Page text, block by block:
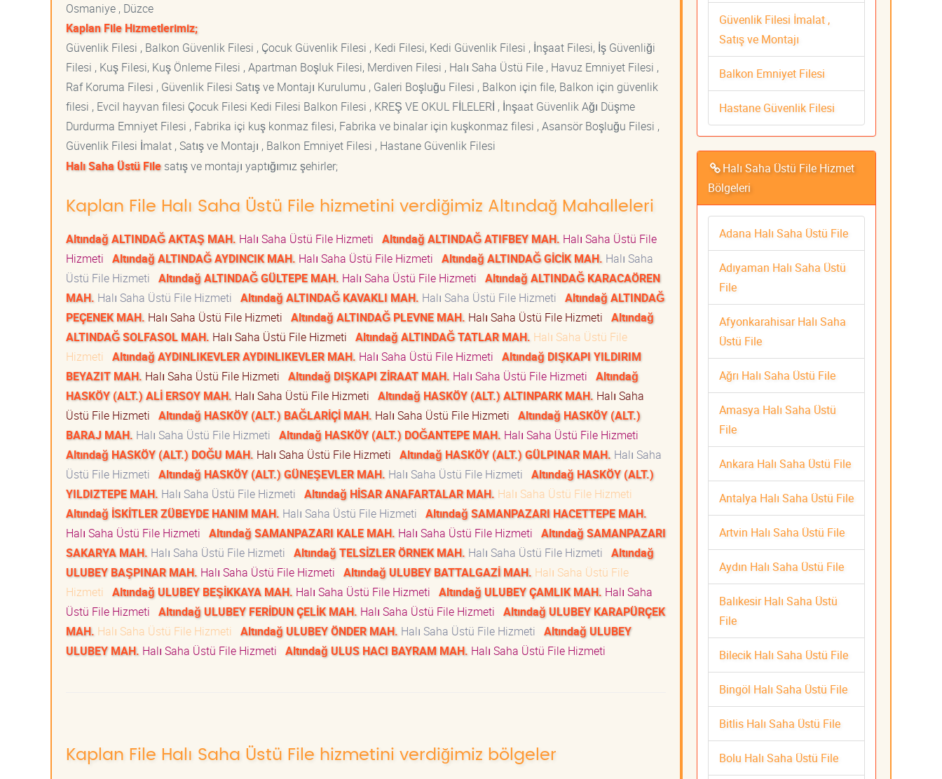
Osmaniye , Düzce
Kaplan File Hizmetlerimiz;
Güvenlik Filesi , Balkon Güvenlik Filesi , Çocuk Güvenlik Filesi , Kedi Filesi, Kedi Güvenlik Filesi , İnşaat Filesi, İş Güvenliği
Filesi , Kuş Filesi, Kuş Önleme Filesi , Apartman Boşluk Filesi, Merdiven Filesi , Halı Saha Üstü File , Havuz Emniyet Filesi ,
Raf Koruma Filesi , Güvenlik Filesi Satış ve Montajı Kurulumu , Galeri Boşluğu Filesi , Balkon için file, Balkon için güvenlik
filesi , Evcil hayvan filesi Çocuk Filesi Kedi Filesi Balkon Filesi , KREŞ VE OKUL FİLELERİ , İnşaat Güvenlik Ağı Düşme
Durdurma Emniyet Filesi , Fabrika içi kuş konmaz filesi, Fabrika ve binalar için kuşkonmaz filesi , Asansör Boşluğu Filesi ,
Güvenlik Filesi İmalat , Satış ve Montajı , Balkon Emniyet Filesi , Hastane Güvenlik Filesi
Halı Saha Üstü Filesatış ve montajı yaptığımız şehirler;
Kaplan File Halı Saha Üstü File hizmetini verdiğimiz Altındağ Mahalleleri
Altındağ ALTINDAĞ AKTAŞ MAH. Halı Saha Üstü File Hizmeti Altındağ ALTINDAĞ ATIFBEY MAH. Halı Saha Üstü File
Hizmeti Altındağ ALTINDAĞ AYDINCIK MAH. Halı Saha Üstü File Hizmeti Altındağ ALTINDAĞ GİCİK MAH. Halı Saha
Üstü File Hizmeti Altındağ ALTINDAĞ GÜLTEPE MAH. Halı Saha Üstü File Hizmeti Altındağ ALTINDAĞ KARACAÖREN
MAH. Halı Saha Üstü File Hizmeti Altındağ ALTINDAĞ KAVAKLI MAH. Halı Saha Üstü File Hizmeti Altındağ ALTINDAĞ
PEÇENEK MAH. Halı Saha Üstü File Hizmeti Altındağ ALTINDAĞ PLEVNE MAH. Halı Saha Üstü File Hizmeti Altındağ
ALTINDAĞ SOLFASOL MAH. Halı Saha Üstü File Hizmeti Altındağ ALTINDAĞ TATLAR MAH. Halı Saha Üstü File
Hizmeti Altındağ AYDINLIKEVLER AYDINLIKEVLER MAH. Halı Saha Üstü File Hizmeti Altındağ DIŞKAPI YILDIRIM
BEYAZIT MAH. Halı Saha Üstü File Hizmeti Altındağ DIŞKAPI ZİRAAT MAH. Halı Saha Üstü File Hizmeti Altındağ
HASKÖY (ALT.) ALİ ERSOY MAH. Halı Saha Üstü File Hizmeti Altındağ HASKÖY (ALT.) ALTINPARK MAH. Halı Saha
Üstü File Hizmeti Altındağ HASKÖY (ALT.) BAĞLARİÇİ MAH. Halı Saha Üstü File Hizmeti Altındağ HASKÖY (ALT.)
BARAJ MAH. Halı Saha Üstü File Hizmeti Altındağ HASKÖY (ALT.) DOĞANTEPE MAH. Halı Saha Üstü File Hizmeti
Altındağ HASKÖY (ALT.) DOĞU MAH. Halı Saha Üstü File Hizmeti Altındağ HASKÖY (ALT.) GÜLPINAR MAH. Halı Saha
Üstü File Hizmeti Altındağ HASKÖY (ALT.) GÜNEŞEVLER MAH. Halı Saha Üstü File Hizmeti Altındağ HASKÖY (ALT.)
YILDIZTEPE MAH. Halı Saha Üstü File Hizmeti Altındağ HİSAR ANAFARTALAR MAH. Halı Saha Üstü File Hizmeti
Altındağ İSKİTLER ZÜBEYDE HANIM MAH. Halı Saha Üstü File Hizmeti Altındağ SAMANPAZARI HACETTEPE MAH.
Halı Saha Üstü File Hizmeti Altındağ SAMANPAZARI KALE MAH. Halı Saha Üstü File Hizmeti Altındağ SAMANPAZARI
SAKARYA MAH. Halı Saha Üstü File Hizmeti Altındağ TELSİZLER ÖRNEK MAH. Halı Saha Üstü File Hizmeti Altındağ
ULUBEY BAŞPINAR MAH. Halı Saha Üstü File Hizmeti Altındağ ULUBEY BATTALGAZİ MAH. Halı Saha Üstü File
Hizmeti Altındağ ULUBEY BEŞİKKAYA MAH. Halı Saha Üstü File Hizmeti Altındağ ULUBEY ÇAMLIK MAH. Halı Saha
Üstü File Hizmeti Altındağ ULUBEY FERİDUN ÇELİK MAH. Halı Saha Üstü File Hizmeti Altındağ ULUBEY KARAPÜRÇEK
MAH. Halı Saha Üstü File Hizmeti Altındağ ULUBEY ÖNDER MAH. Halı Saha Üstü File Hizmeti Altındağ ULUBEY
ULUBEY MAH. Halı Saha Üstü File Hizmeti Altındağ ULUS HACI BAYRAM MAH. Halı Saha Üstü File Hizmeti
Kaplan File Halı Saha Üstü File hizmetini verdiğimiz bölgeler
Güvenlik Filesi İmalat ,
Satış ve Montajı
Balkon Emniyet Filesi
Hastane Güvenlik Filesi
Halı Saha Üstü File Hizmet
Bölgeleri
Adana Halı Saha Üstü File
Adıyaman Halı Saha Üstü
File
Afyonkarahisar Halı Saha
Üstü File
Ağrı Halı Saha Üstü File
Amasya Halı Saha Üstü
File
Ankara Halı Saha Üstü File
Antalya Halı Saha Üstü File
Artvin Halı Saha Üstü File
Aydın Halı Saha Üstü File
Balıkesir Halı Saha Üstü
File
Bilecik Halı Saha Üstü File
Bingöl Halı Saha Üstü File
Bitlis Halı Saha Üstü File
Bolu Halı Saha Üstü File